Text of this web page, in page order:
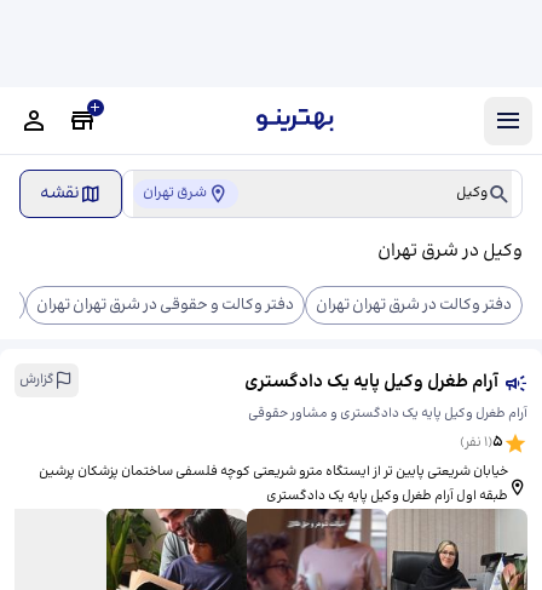
وکیل شرق تهران نقشه
وکیل در شرق تهران
دفتر وکالت در شرق تهران تهران دفتر وکالت و حقوقی در شرق تهران تهران
آرام طغرل وکیل پایه یک دادگستری
گزارش
آرام طغرل وکیل پایه یک دادگستری و مشاور حقوقی
5
(
1 نفر)
خیابان شریعتی پایین تر از ایستگاه مترو شریعتی کوچه فلسفی ساختمان پزشکان پرشین
طبقه اول آرام طغرل وکیل پایه یک دادگستری